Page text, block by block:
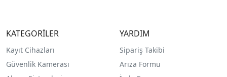
KATEGORİLER
Kayıt Cihazları
Güvenlik Kamerası
YARDIM
Sipariş Takibi
Arıza Formu